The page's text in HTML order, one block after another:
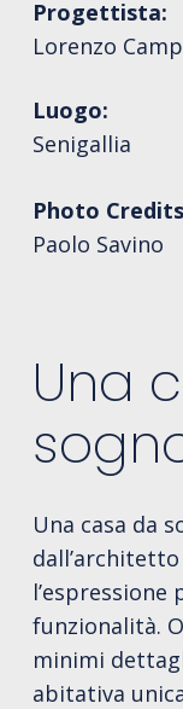
Progettista:
Lorenzo
Luogo:
Senigallia
Photo
Paolo Savino
Una
Una casa da
funzionalità.
minimi
abitativa